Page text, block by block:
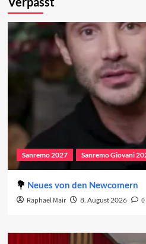
Sanremo 2027 Sanremo Giovani
Neues von den Newcomern
Raphael Mair 8. August 2026 0